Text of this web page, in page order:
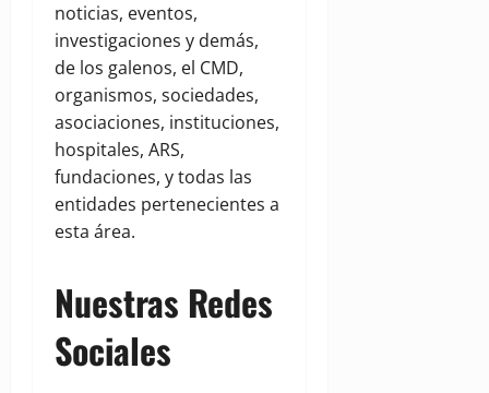
noticias, eventos,
investigaciones y demás,
de los galenos, el CMD,
organismos, sociedades,
asociaciones, instituciones,
hospitales, ARS,
fundaciones, y todas las
entidades pertenecientes a
esta área.
Nuestras Redes
Sociales